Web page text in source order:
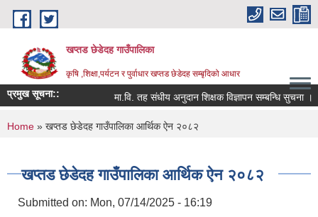
Skip to main content
खप्तड छेडेदह गाउँपालिका
कृषि ,शिक्षा,पर्यटन र पुर्वाधार खप्तड छेडेदह सम्बृदिको आधार
प्रमुख सूचना:: मा.वि. तह संधीय अनुदान शिक्षक विज्ञापन सम्बन्धि सुचना ।
You are here
Home » खप्तड छेडेदह गाउँपालिका आर्थिक ऐन २०८२
खप्तड छेडेदह गाउँपालिका आर्थिक ऐन २०८२
Submitted on: Mon, 07/14/2025 - 16:19